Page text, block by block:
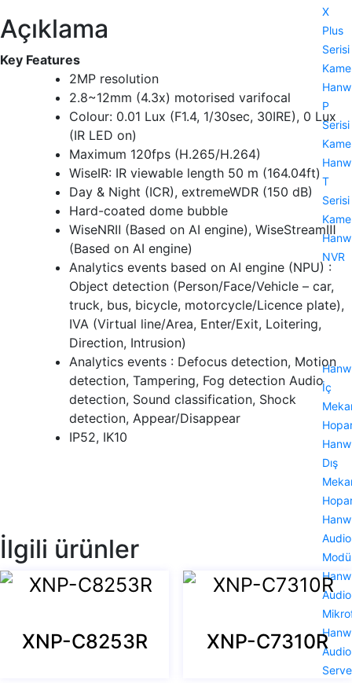
X
Plus
Serisi
P
Serisi
T
Serisi
NVR
İç
Dış
Audio
Audio
Audio
Açıklama
Key Features
2MP resolution
2.8~12mm (4.3x) motorised varifocal
Colour: 0.01 Lux (F1.4, 1/30sec, 30IRE), 0 Lux
(IR LED on)
Maximum 120fps (H.265/H.264)
WiseIR: IR viewable length 50 m (164.04ft)
Day & Night (ICR), extremeWDR (150 dB)
Hard-coated dome bubble
WiseNRⅡ (Based on AI engine), WiseStreamⅢ
(Based on AI engine)
Analytics events based on AI engine (NPU) :
Object detection (Person/Face/Vehicle – car,
truck, bus, bicycle, motorcycle/Licence plate),
IVA (Virtual line/Area, Enter/Exit, Loitering,
Direction, Intrusion)
Analytics events : Defocus detection, Motion
detection, Tampering, Fog detection Audio
detection, Sound classification, Shock
detection, Appear/Disappear
IP52, IK10
İlgili ürünler
XNP-C8253R XNP-C7310R